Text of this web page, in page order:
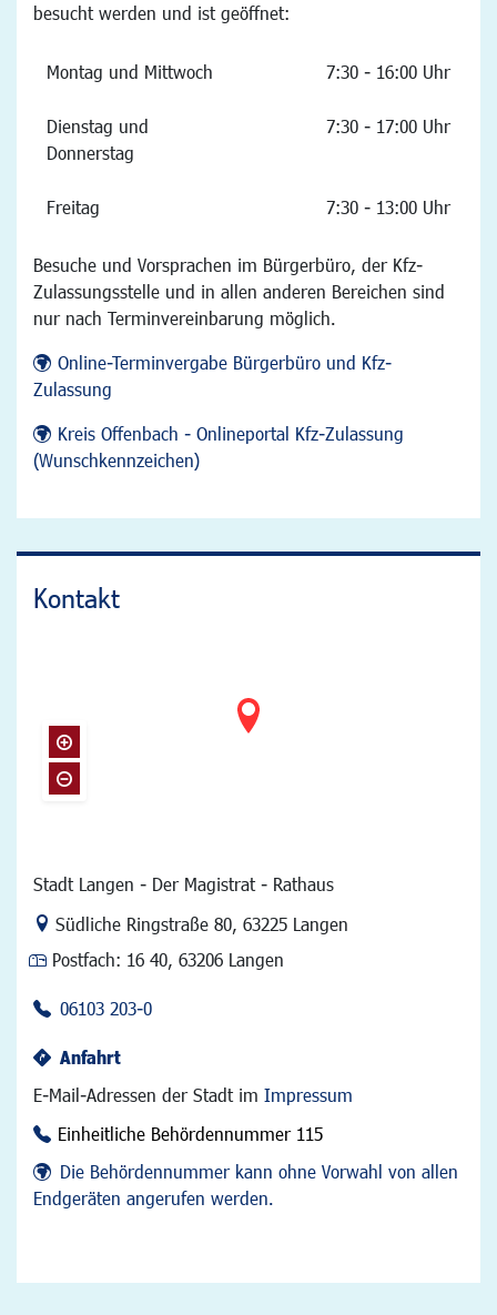
besucht werden und ist geöffnet:
Montag und Mittwoch 7:30 - 16:00 Uhr
Dienstag und
Donnerstag
7:30 - 17:00 Uhr
Freitag 7:30 - 13:00 Uhr
Besuche und Vorsprachen im Bürgerbüro, der Kfz-
Zulassungsstelle und in allen anderen Bereichen sind
nur nach Terminvereinbarung möglich.
Online-Terminvergabe Bürgerbüro und Kfz-
Zulassung
Kreis Offenbach - Onlineportal Kfz-Zulassung
(Wunschkennzeichen)
Kontakt
Stadt Langen - Der Magistrat - Rathaus
Link zur Google-Maps Navigation
Südliche Ringstraße 80, 63225 Langen
Postfach: 16 40, 63206 Langen
06103 203-0
Anfahrt
E-Mail-Adressen der Stadt im Impressum
Einheitliche Behördennummer 115
Die Behördennummer kann ohne Vorwahl von allen
Endgeräten angerufen werden.